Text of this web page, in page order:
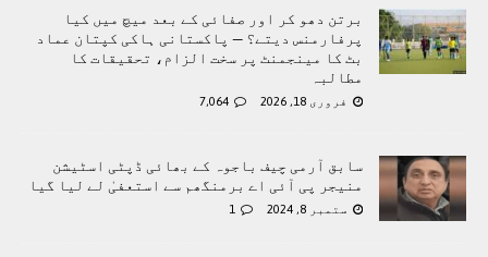
برتن دھو کر اور صفائی کے بعد میچ میں کیا
پرفارمنس دیتے؟ — پاکستانی ہاکی کپتان عماد
بٹ کا مینجمنٹ پر سخت الزام، تحقیقات کا
مطالبہ
فروری 18, 2026 7,064
سابق آرمی چیف باجوہ کے بھائی ڈپٹی اسٹیشن
منیجر پی آئی اے برمنگھم سے استعفیٰ لے لیا گیا
ستمبر 8, 2024 1